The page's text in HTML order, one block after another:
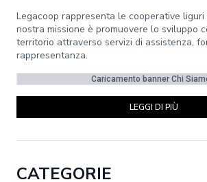
Legacoop rappresenta le cooperative liguri
nostra missione è promuovere lo sviluppo
territorio attraverso servizi di assistenza,
rappresentanza.
Caricamento banner Chi
LEGGI DI PIÙ
CATEGORIE